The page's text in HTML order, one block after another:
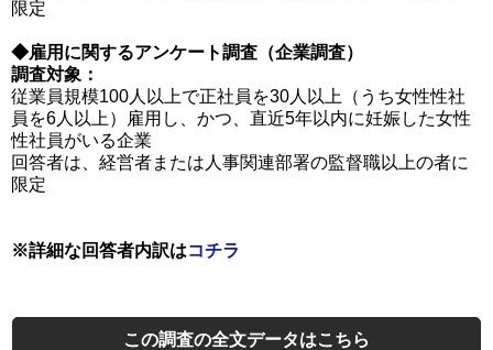
限定
◆雇用に関するアンケート調査（企業調査）
調査対象：
従業員規模100人以上で正社員を30人以上（うち女性性社
員を6人以上）雇用し、かつ、直近5年以内に妊娠した女性
性社員がいる企業
回答者は、経営者または人事関連部署の監督職以上の者に
限定
※詳細な回答者内訳はコチラ
この調査の全文データはこちら